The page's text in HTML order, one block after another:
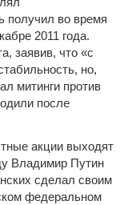
получил во время
2011 года.
заявив, что «с
но,
митинги против
после
акции выходят
Владимир Путин
сделал своим
федеральном